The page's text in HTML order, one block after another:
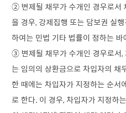
② 변제될 채무가 수개인 경우로서
을 경우, 강제집행 또는 담보권 실
하여는 민법 기타 법률이 정하는 바
③ 변제될 채무가 수개인 경우로서,
는 임의의 상환금으로 차입자의 채
한 때에는 차입자가 지정하는 순서
로 한다. 이 경우, 차입자가 지정하